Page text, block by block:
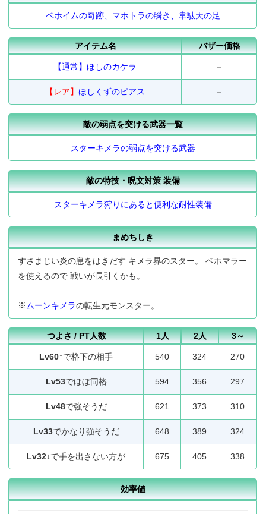
ベホイムの奇跡、マホトラの瞬き、韋駄天の足
アイテム名 バザー価格
【通常】ほしのカケラ －
【レア】ほしくずのピアス －
敵の弱点を突ける武器一覧
スターキメラの弱点を突ける武器
敵の特技・呪文対策 装備
スターキメラ狩りにあると便利な耐性装備
まめちしき
すさまじい炎の息をはきだす キメラ界のスター。 ベホマラー
を使えるので 戦いが長引くかも。
※ ムーンキメラの転生元モンスター。
つよさ / PT人数 1人 2人 3～
Lv60↑で格下の相手 540 324 270
Lv53でほぼ同格 594 356 297
Lv48で強そうだ 621 373 310
Lv33でかなり強そうだ 648 389 324
Lv32↓で手を出さない方が 675 405 338
効率値